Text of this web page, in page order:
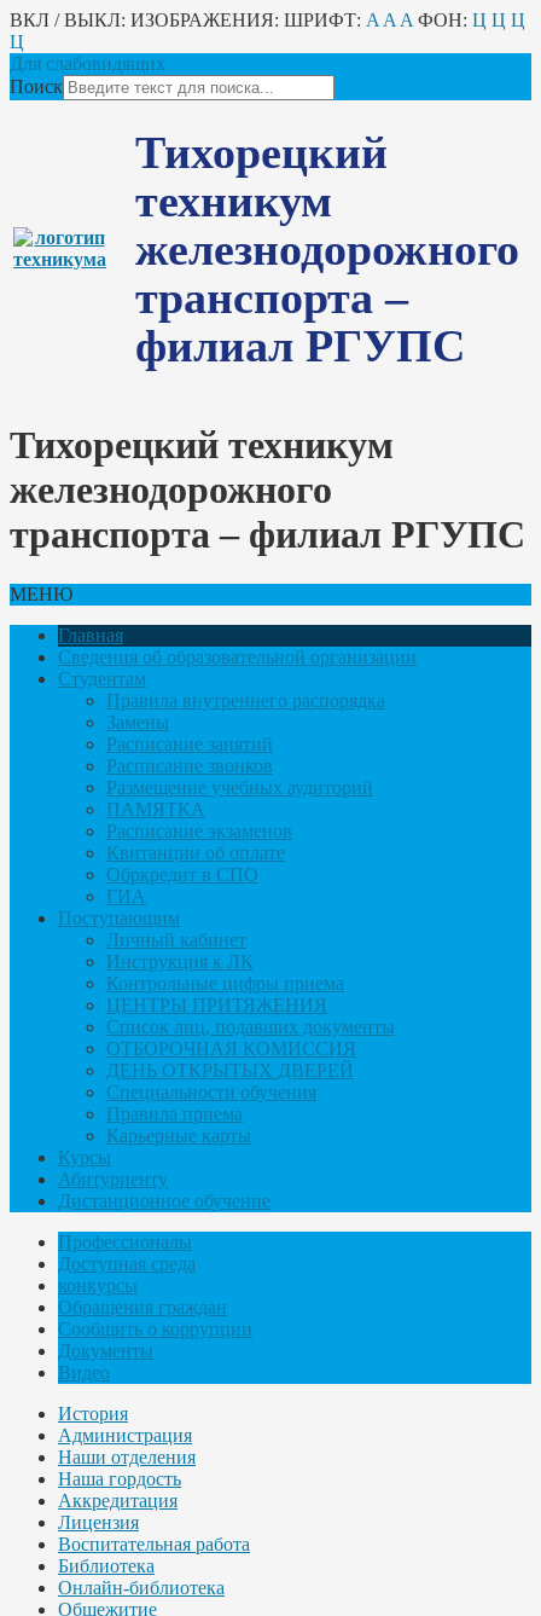
ВКЛ / ВЫКЛ: ИЗОБРАЖЕНИЯ: ШРИФТ: A A A ФОН: Ц Ц Ц
Ц
Для слабовидящих
Поиск
Тихорецкий
техникум
железнодорожного
транспорта –
филиал РГУПС
Тихорецкий техникум
железнодорожного
транспорта – филиал РГУПС
МЕНЮ
Главная
Сведения об образовательной организации
Студентам
Правила внутреннего распорядка
Замены
Расписание занятий
Расписание звонков
Размещение учебных аудиторий
ПАМЯТКА
Расписание экзаменов
Квитанции об оплате
Обркредит в СПО
ГИА
Поступающим
Личный кабинет
Инструкция к ЛК
Контрольные цифры приема
ЦЕНТРЫ ПРИТЯЖЕНИЯ
Список лиц, подавших документы
ОТБОРОЧНАЯ КОМИССИЯ
ДЕНЬ ОТКРЫТЫХ ДВЕРЕЙ
Специальности обучения
Правила приема
Карьерные карты
Курсы
Абитуриенту
Дистанционное обучение
Профессионалы
Доступная среда
конкурсы
Обращения граждан
Сообщить о коррупции
Документы
Видео
История
Администрация
Наши отделения
Наша гордость
Аккредитация
Лицензия
Воспитательная работа
Библиотека
Онлайн-библиотека
Общежитие